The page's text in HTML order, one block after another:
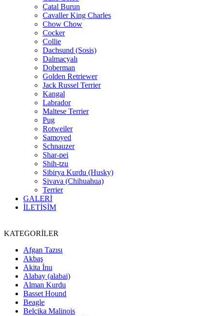
Çatal Burun
Cavaller King Charles
Chow Chow
Cocker
Collie
Dachsund (Sosis)
Dalmaçyalı
Doberman
Golden Retriewer
Jack Russel Terrier
Kangal
Labrador
Maltese Terrier
Pug
Rotweiler
Samoyed
Schnauzer
Shar-pei
Shih-tzu
Sibirya Kurdu (Husky)
Şivava (Chihuahua)
Terrier
GALERİ
İLETİŞİM
KATEGORİLER
Afgan Tazısı
Akbaş
Akita İnu
Alabay (alabai)
Alman Kurdu
Basset Hound
Beagle
Belçika Malinois